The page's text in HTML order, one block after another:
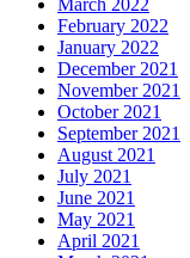
March 2022
February 2022
January 2022
December 2021
November 2021
October 2021
September 2021
August 2021
July 2021
June 2021
May 2021
April 2021